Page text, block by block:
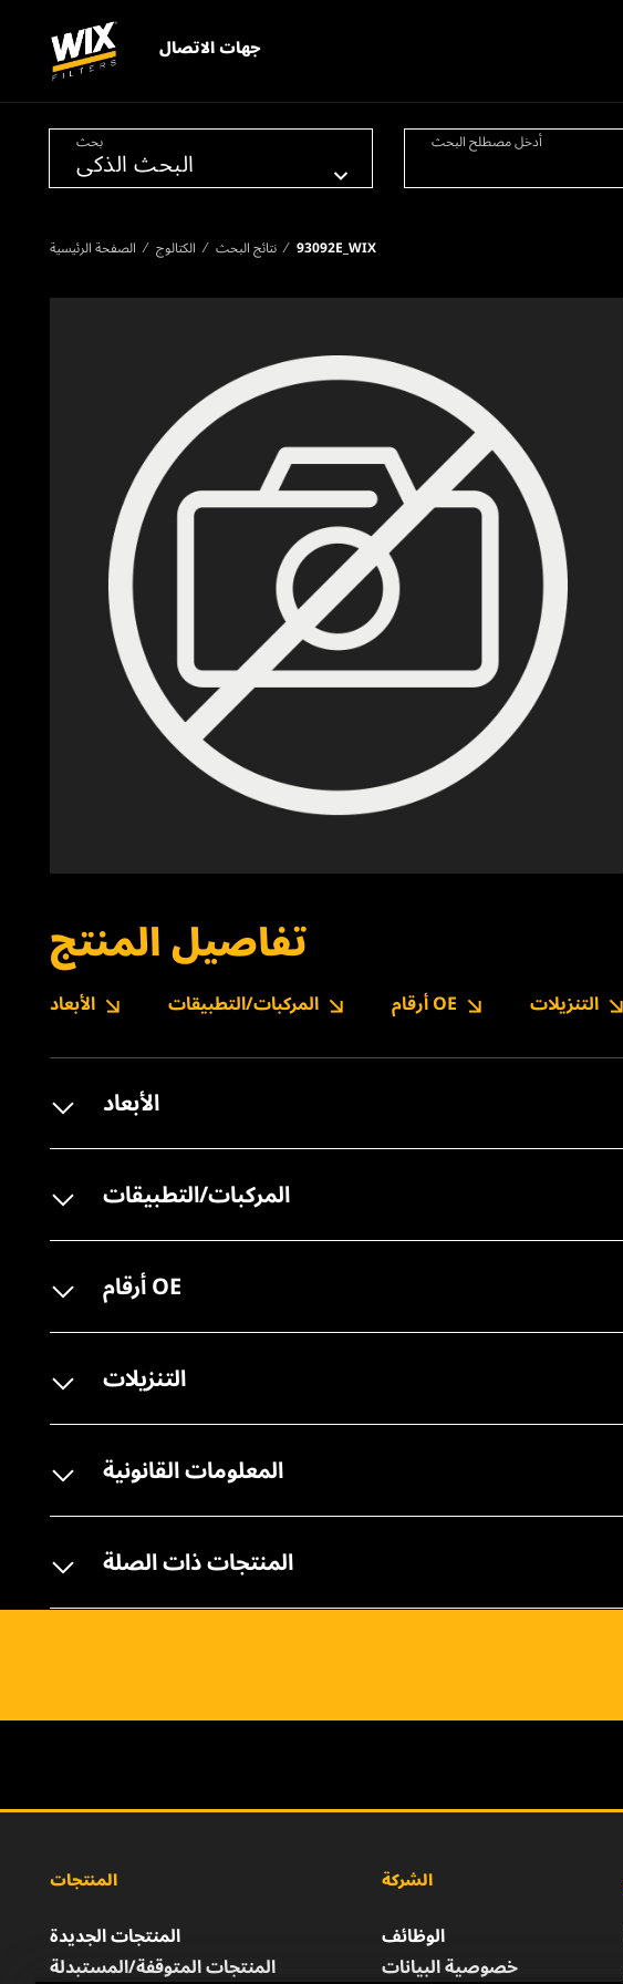
جهات الاتصال
بحث أدخل مصطلح البحث
الصفحة الرئيسية الكتالوج نتائج البحث 93092E_WIX
تفاصيل المنتج
الأبعاد المركبات/التطبيقات أرقام OE التنزيلات
الأبعاد
المركبات/التطبيقات
أرقام OE
التنزيلات
المعلومات القانونية
المنتجات ذات الصلة
المنتجات
المنتجات الجديدة
المنتجات المتوقفة/المستبدلة
الشركة
الوظائف
خصوصية البيانات